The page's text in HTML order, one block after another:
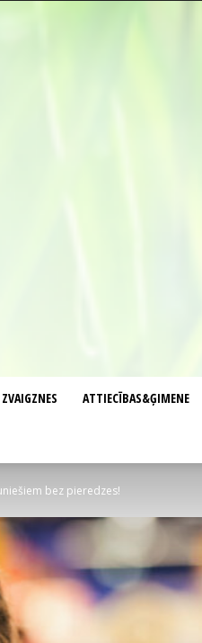
ZVAIGZNES ATTIECĪBAS&ĢIMENE
bez pieredzes!